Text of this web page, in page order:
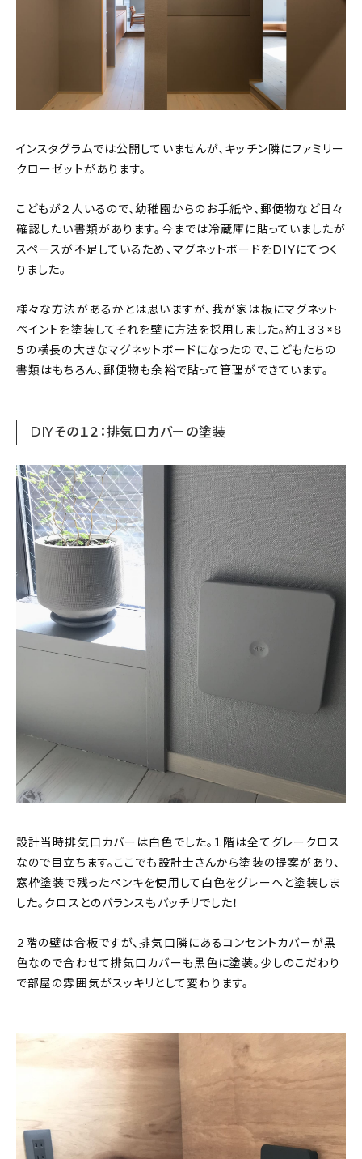
インスタグラムでは公開していませんが、キッチン隣にファミリー
クローゼットがあります。
こどもが２人いるので、幼稚園からのお手紙や、郵便物など日々
確認したい書類があります。今までは冷蔵庫に貼っていましたが
スペースが不足しているため、マグネットボードをDIYにてつく
りました。
様々な方法があるかとは思いますが、我が家は板にマグネット
ペイントを塗装してそれを壁に方法を採用しました。約１３３×８
５の横長の大きなマグネットボードになったので、こどもたちの
書類はもちろん、郵便物も余裕で貼って管理ができています。
DIYその１２：排気口カバーの塗装
設計当時排気口カバーは白色でした。１階は全てグレークロス
なので目立ちます。ここでも設計士さんから塗装の提案があり、
窓枠塗装で残ったペンキを使用して白色をグレーへと塗装しま
した。クロスとのバランスもバッチリでした！
２階の壁は合板ですが、排気口隣にあるコンセントカバーが黒
色なので合わせて排気口カバーも黒色に塗装。少しのこだわり
で部屋の雰囲気がスッキリとして変わります。